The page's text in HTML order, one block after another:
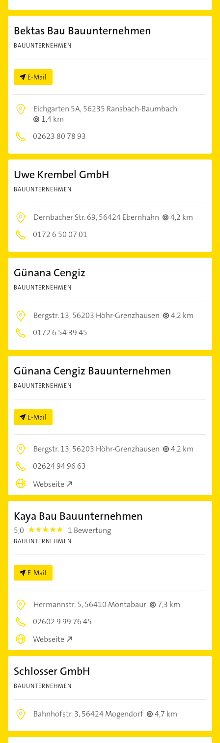
Bektas Bau Bauunternehmen
BAUUNTERNEHMEN
E-Mail
Eichgarten 5A,56235 Ransbach-Baumbach
1,4 km
02623 80 78 93
Uwe Krembel GmbH
BAUUNTERNEHMEN
Dernbacher Str. 69,56424 Ebernhahn
4,2 km
0172 6 50 07 01
Günana Cengiz
BAUUNTERNEHMEN
Bergstr. 13,56203 Höhr-Grenzhausen
4,2 km
0172 6 54 39 45
Günana Cengiz Bauunternehmen
BAUUNTERNEHMEN
E-Mail
Bergstr. 13,56203 Höhr-Grenzhausen
4,2 km
02624 94 96 63
Webseite
Kaya Bau Bauunternehmen
5,0 5.0 1 Bewertung
BAUUNTERNEHMEN
E-Mail
Hermannstr. 5,56410 Montabaur
7,3 km
02602 9 99 76 45
Webseite
Schlosser GmbH
BAUUNTERNEHMEN
Bahnhofstr. 3,56424 Mogendorf 4,7 km